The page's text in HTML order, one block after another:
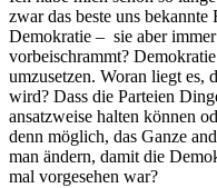
zwar das beste uns
Demokratie – sie aber
vorbeischrammt?
umzusetzen. Woran liegt es,
wird? Dass die Parteien
ansatzweise halten können
denn möglich, das Ganze
man ändern, damit die
mal vorgesehen war?